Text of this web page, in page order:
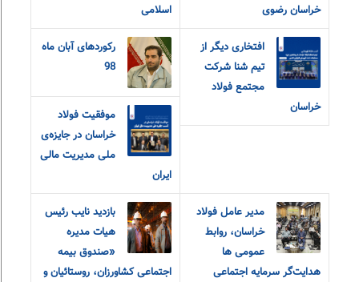
خراسان رضوی
اسلامی
افتخاری دیگر از
تیم شنا شرکت
مجتمع فولاد
خراسان
رکوردهای آبان ماه
98
موفقیت فولاد
خراسان در جایزه‌ی
ملی مدیریت مالی
ایران
مدیر عامل فولاد
خراسان، روابط
عمومی ها
هدایت‌گر سرمایه اجتماعی
بازدید نایب رئیس
هیات مدیره
«صندوق بیمه
اجتماعی کشاورزان، روستائیان و